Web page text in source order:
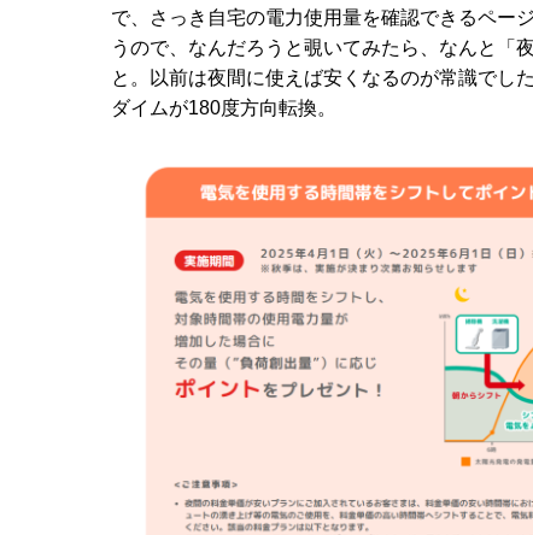
で、さっき自宅の電力使用量を確認できるペー
うので、なんだろうと覗いてみたら、なんと「
と。以前は夜間に使えば安くなるのが常識でし
ダイムが180度方向転換。